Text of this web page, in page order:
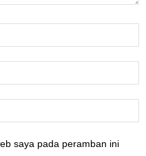
saya pada peramban ini